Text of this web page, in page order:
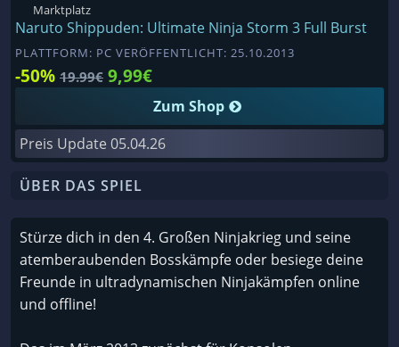
Marktplatz
Naruto Shippuden: Ultimate Ninja Storm 3 Full Burst
PLATTFORM: PC VERÖFFENTLICHT: 25.10.2013
-50% 19.99€ 9,99€
Zum Shop
Preis Update 05.04.26
ÜBER DAS SPIEL
Stürze dich in den 4. Großen Ninjakrieg und seine
atemberaubenden Bosskämpfe oder besiege deine
Freunde in ultradynamischen Ninjakämpfen online
und offline!